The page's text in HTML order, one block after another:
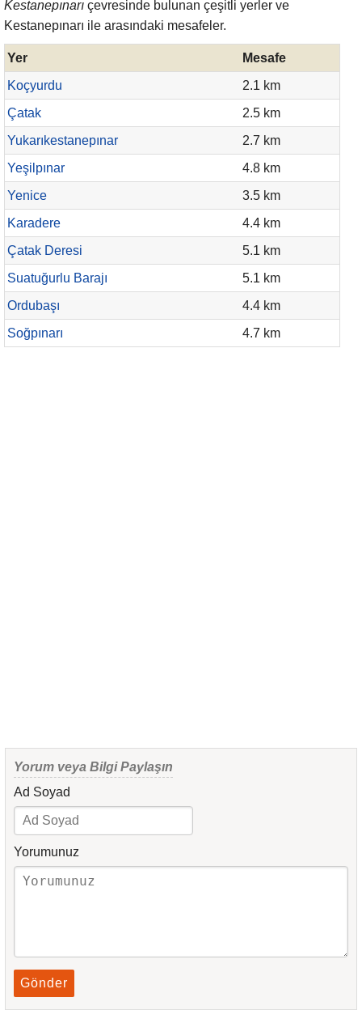
Kestanepınarı çevresinde bulunan çeşitli yerler ve
Kestanepınarı ile arasındaki mesafeler.
Yer
Mesafe
Koçyurdu
2.1 km
Çatak
2.5 km
Yukarıkestanepınar
2.7 km
Yeşilpınar
4.8 km
Yenice
3.5 km
Karadere
4.4 km
Çatak Deresi
5.1 km
Suatuğurlu Barajı
5.1 km
Ordubaşı
4.4 km
Soğpınarı
4.7 km
Yorum veya Bilgi Paylaşın
Ad Soyad
Yorumunuz
Gönder